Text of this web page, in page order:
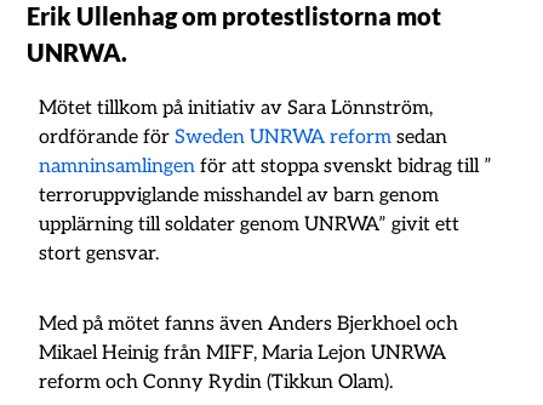
Erik Ullenhag om protestlistorna mot
UNRWA.
Mötet tillkom på initiativ av Sara Lönnström,
ordförande förSweden UNRWA reform sedan
namninsamlingen för att stoppa svenskt bidrag till ”
terroruppviglande misshandel av barn genom
upplärning till soldater genom UNRWA” givit ett
stort gensvar.
Med på mötet fanns även Anders Bjerkhoel och
Mikael Heinig från MIFF, Maria Lejon UNRWA
reform och Conny Rydin (Tikkun Olam).